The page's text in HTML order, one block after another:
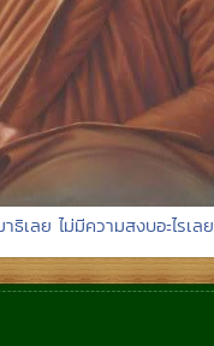
ธิเลย ไม่มีความสงบอะไรเลย